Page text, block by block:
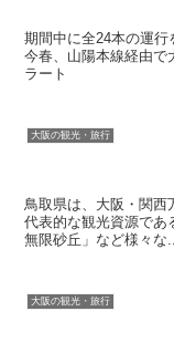
期間中に全24本の運
今春、山陽本線経由で
ラート
大阪の観光・旅行
鳥取県は、大阪・関西
代表的な観光資源であ
無限砂丘」など様々な
大阪の観光・旅行